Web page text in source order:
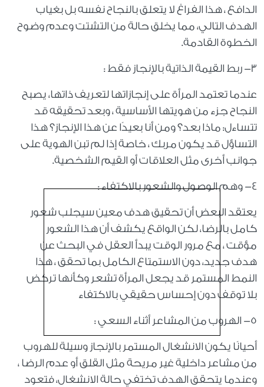
الدافع ، هذا الفراغ لا يتعلق بالنجاح نفسه بل بغياب
الهدف التالي، مما يخلق حالة من التشتت وعدم وضوح
الخطوة القادمة.
٣- ربط القيمة الذاتية بالإنجاز فقط :
عندما تعتمد المرأة على إنجازاتها لتعريف ذاتها، يصبح
النجاح جزء من هويتها الأساسية ، وبعد تحقيقه قد
تتساءل: ماذا بعد؟ ومن أنا بعيدًا عن هذا الإنجاز؟ هذا
التساؤل قد يكون مربك ، خاصة إذا لم تبن الهوية على
جوانب أخرى مثل العلاقات أو القيم الشخصية.
٤- وهم الوصول والشعور بالاكتفاء :
يعتقد البعض أن تحقيق هدف معين سيجلب شعور
كامل بالرضا، لكن الواقع يكشف أن هذا الشعور
مؤقت ، مع مرور الوقت يبدأ العقل في البحث عن
هدف جديد، دون الاستمتاع الكامل بما تحقق ، هذا
النمط المستمر قد يجعل المرأة تشعر وكأنها تركض
بلا توقف دون إحساس حقيقي بالاكتفاء
٥- الهروب من المشاعر أثناء السعي :
أحيانًا يكون الانشغال المستمر بالإنجاز وسيلة للهروب
من مشاعر داخلية غير مريحة مثل القلق أو عدم الرضا ،
وعندما يتحقق الهدف تختفي حالة الانشغال، فتعود